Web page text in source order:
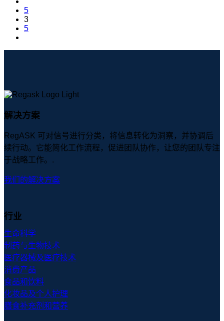
5
3
5
解决方案
RegASK 可对信号进行分类，将信息转化为洞察，并协调后
续行动。它能简化工作流程，促进团队协作，让您的团队专注
于战略工作。.
我们的解决方案
行业
生命科学
制药与生物技术
医疗器械及医疗技术
消费产品
食品和饮料
化妆品及个人护理
膳食补充剂和营养